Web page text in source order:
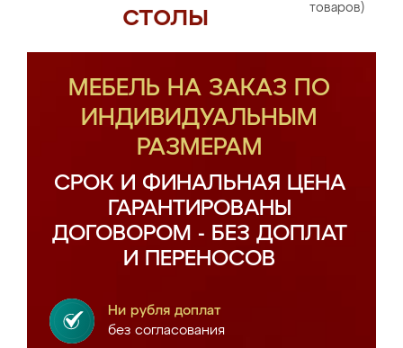
столы
товаров)
МЕБЕЛЬ НА ЗАКАЗ ПО
ИНДИВИДУАЛЬНЫМ
РАЗМЕРАМ
СРОК И ФИНАЛЬНАЯ ЦЕНА
ГАРАНТИРОВАНЫ
ДОГОВОРОМ - БЕЗ ДОПЛАТ
И ПЕРЕНОСОВ
Ни рубля доплат
без согласования